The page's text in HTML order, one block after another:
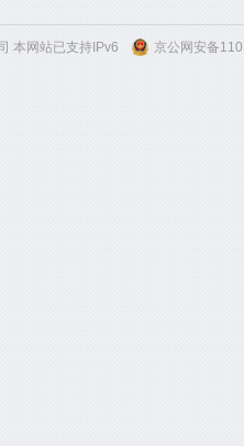
本网站已支持IPv6 京公网安备